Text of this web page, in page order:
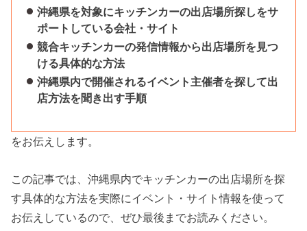
沖縄県を対象にキッチンカーの出店場所探しをサ
ポートしている会社・サイト
競合キッチンカーの発信情報から出店場所を見つ
ける具体的な方法
沖縄県内で開催されるイベント主催者を探して出
店方法を聞き出す手順
をお伝えします。
この記事では、沖縄県内でキッチンカーの出店場所を探
す具体的な方法を実際にイベント・サイト情報を使って
お伝えしているので、ぜひ最後までお読みください。